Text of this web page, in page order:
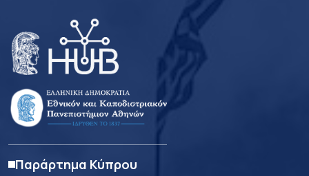
Παράρτημα Κύπρου